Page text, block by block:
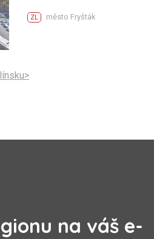
ZL město Fryšták
na váš e-